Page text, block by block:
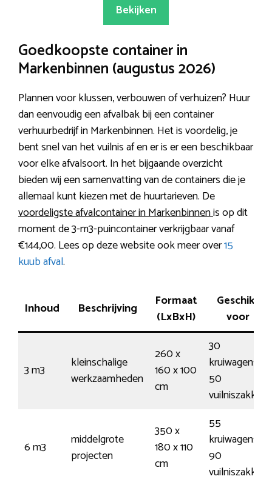
Bekijken
Goedkoopste container in
Markenbinnen (augustus 2026)
Plannen voor klussen, verbouwen of verhuizen? Huur
dan eenvoudig een afvalbak bij een container
verhuurbedrijf in Markenbinnen. Het is voordelig, je
bent snel van het vuilnis af en er is er een beschikbaar
voor elke afvalsoort. In het bijgaande overzicht
bieden wij een samenvatting van de containers die je
allemaal kunt kiezen met de huurtarieven. De
voordeligste afvalcontainer in Markenbinnenis op dit
moment de 3-m3-puincontainer verkrijgbaar vanaf
€144,00. Lees op deze website ook meer over15
kuub afval.
Inhoud Beschrijving
Formaat
(LxBxH)
Geschikt
voor
3 m3
kleinschalige
werkzaamheden
260 x
160 x 100
cm
30
kruiwagens /
50
vuilniszakken
6 m3
middelgrote
projecten
350 x
180 x 110
cm
55
kruiwagens /
90
vuilniszakken